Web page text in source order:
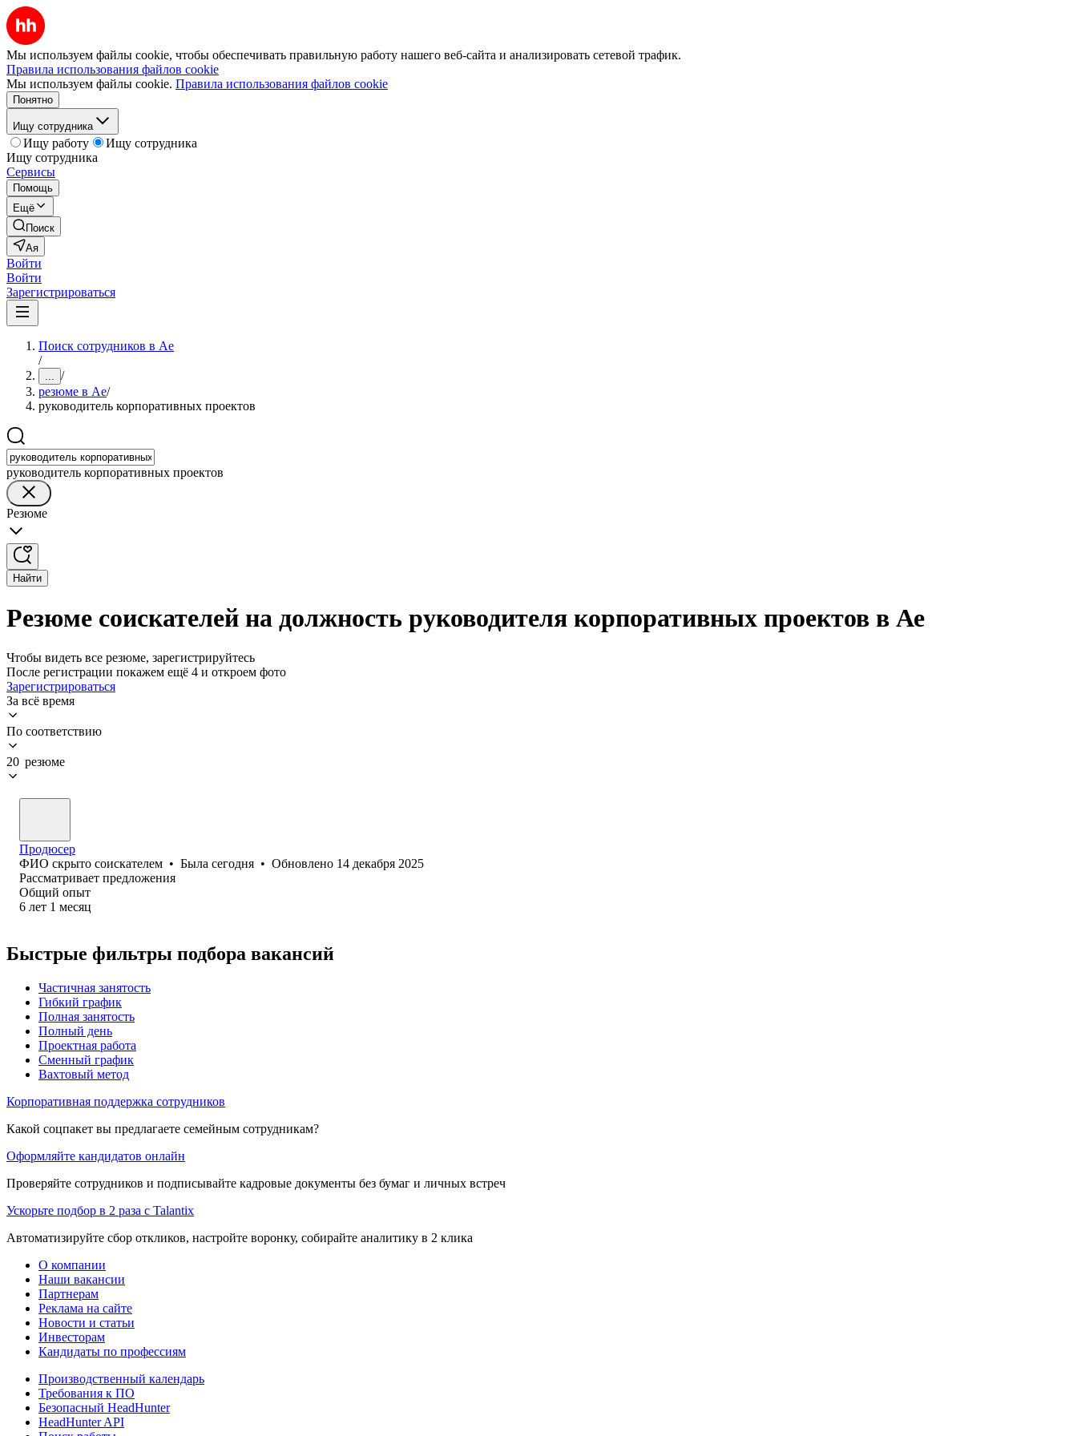
Мы используем файлы cookie, чтобы обеспечивать правильную работу нашего веб-сайта и анализировать сетевой трафик.
Правила использования файлов cookie
Мы используем файлы cookie. Правила использования файлов cookie
Понятно
Ищу сотрудника
Ищу работу
Ищу сотрудника
Ищу сотрудника
Сервисы
Помощь
Ещё
Поиск
Ая
Войти
Войти
Зарегистрироваться
Поиск сотрудников в Ае
/
... /
резюме в Ае/
руководитель корпоративных проектов
руководитель корпоративных проектов
Резюме
Найти
Резюме соискателей на должность руководителя корпоративных проектов в Ае
Чтобы видеть все резюме, зарегистрируйтесь
После регистрации покажем ещё 4 и откроем фото
Зарегистрироваться
За всё время
По соответствию
20 резюме
Продюсер
ФИО скрыто соискателем • Была сегодня • Обновлено 14 декабря 2025
Рассматривает предложения
Общий опыт
6 лет 1 месяц
Быстрые фильтры подбора вакансий
Частичная занятость
Гибкий график
Полная занятость
Полный день
Проектная работа
Сменный график
Вахтовый метод
Корпоративная поддержка сотрудников
Какой соцпакет вы предлагаете семейным сотрудникам?
Оформляйте кандидатов онлайн
Проверяйте сотрудников и подписывайте кадровые документы без бумаг и личных встреч
Ускорьте подбор в 2 раза с Talantix
Автоматизируйте сбор откликов, настройте воронку, собирайте аналитику в 2 клика
О компании
Наши вакансии
Партнерам
Реклама на сайте
Новости и статьи
Инвесторам
Кандидаты по профессиям
Производственный календарь
Требования к ПО
Безопасный HeadHunter
HeadHunter API